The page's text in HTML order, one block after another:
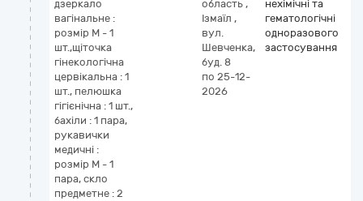
дзеркало
вагінальне :
розмір M - 1
шт.,щіточка
гінекологічна
цервікальна : 1
шт., пелюшка
гігієнічна : 1 шт.,
бахіли : 1 пара,
рукавички
медичні :
розмір M - 1
пара, скло
предметне : 2
область ,
Ізмаїл ,
вул.
Шевченка,
буд. 8
по 25-12-
2026
нехімічні та
гематологічні
одноразового
застосування